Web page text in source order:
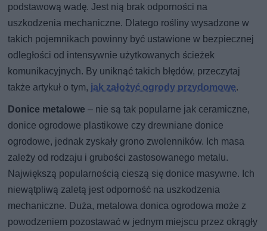
podstawową wadę. Jest nią brak odporności na
uszkodzenia mechaniczne. Dlatego rośliny wysadzone w
takich pojemnikach powinny być ustawione w bezpiecznej
odległości od intensywnie użytkowanych ścieżek
komunikacyjnych. By uniknąć takich błędów, przeczytaj
także artykuł o tym, jak założyć ogrody przydomowe.
Donice metalowe– nie są tak popularne jak ceramiczne,
donice ogrodowe plastikowe czy drewniane donice
ogrodowe, jednak zyskały grono zwolenników. Ich masa
zależy od rodzaju i grubości zastosowanego metalu.
Największą popularnością cieszą się donice masywne. Ich
niewątpliwą zaletą jest odporność na uszkodzenia
mechaniczne. Duża, metalowa donica ogrodowa może z
powodzeniem pozostawać w jednym miejscu przez okrągły